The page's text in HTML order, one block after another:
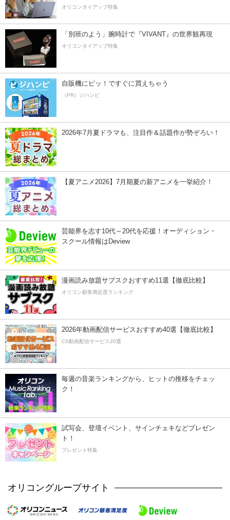
オリコンタイアップ特集
「別班のよう」腕時計で『VIVANT』の世界観再現
オリコンタイアップ特集
自販機にピッ！ですぐに買えちゃう
（PR）ジハンピ
2026年7月夏ドラマも、注目作＆話題作が勢ぞろい！
【夏アニメ2026】7月期夏の新アニメを一挙紹介！
芸能界を志す10代～20代を応援！オーディション・
スクール情報はDeview
漫画読み放題サブスクおすすめ11選【徹底比較】
オリコン顧客満足度ランキング
2026年動画配信サービスおすすめ40選【徹底比較】
CS動画配信サービス20選
毎週の音楽ランキングから、ヒットの推移をチェッ
ク！
試写会、登壇イベント、サインチェキなどプレゼン
ト！
プレゼント特集
オリコングループサイト